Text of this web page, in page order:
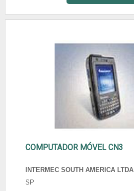
COMPUTADOR MÓVEL CN3
INTERMEC SOUTH AMERICA LTDA
SP